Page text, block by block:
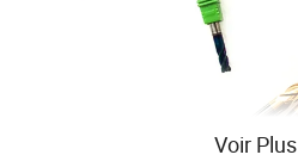
Voir Plus